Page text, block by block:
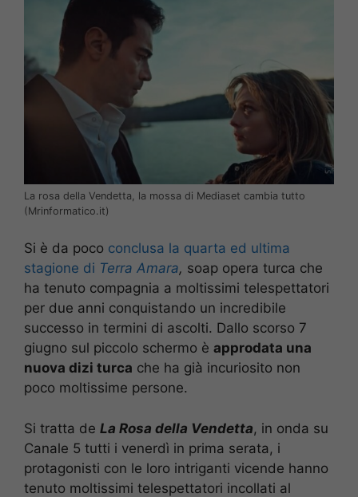
La rosa della Vendetta, la mossa di Mediaset cambia tutto
(Mrinformatico.it)
Si è da poco conclusa la quarta ed ultima
stagione di Terra Amara, soap opera turca che
ha tenuto compagnia a moltissimi telespettatori
per due anni conquistando un incredibile
successo in termini di ascolti. Dallo scorso 7
giugno sul piccolo schermo è approdata una
nuova dizi turca che ha già incuriosito non
poco moltissime persone.
Si tratta de La Rosa della Vendetta, in onda su
Canale 5 tutti i venerdì in prima serata, i
protagonisti con le loro intriganti vicende hanno
tenuto moltissimi telespettatori incollati al